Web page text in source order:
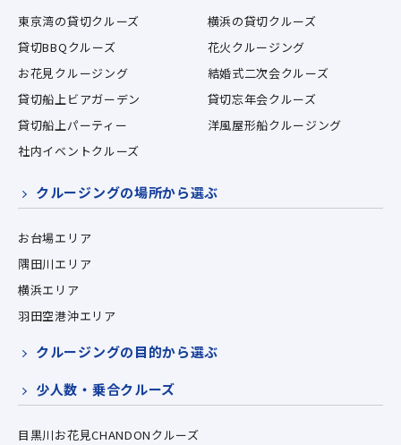
東京湾の貸切クルーズ
横浜の貸切クルーズ
貸切BBQクルーズ
花火クルージング
お花見クルージング
結婚式二次会クルーズ
貸切船上ビアガーデン
貸切忘年会クルーズ
貸切船上パーティー
洋風屋形船クルージング
社内イベントクルーズ
クルージングの場所から選ぶ
お台場エリア
隅田川エリア
横浜エリア
羽田空港沖エリア
クルージングの目的から選ぶ
少人数・乗合クルーズ
目黒川お花見CHANDONクルーズ